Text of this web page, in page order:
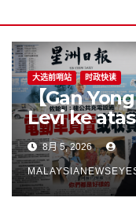
大选前哨站 时政快读
【Gan
Levi ke atas
pembeli
membina
langkah
8月 5, 2026